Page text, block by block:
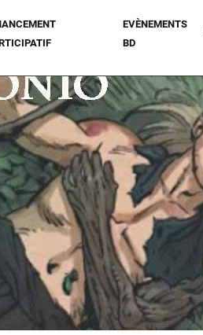
EVÈNEMENTS
BD